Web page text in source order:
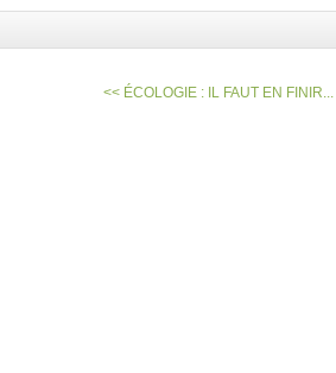
<< ÉCOLOGIE : IL FAUT EN FINIR...